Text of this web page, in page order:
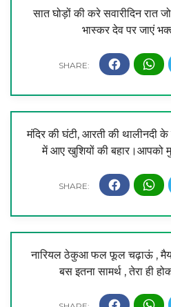
सात घोड़ों की करे सवारीदिन रात
भास्कर देव पर जाएं
मंदिर की घंटी, आरती की थालीनदी
में आए खुशियों की बहार।आपको
नारियल ठेकुआ फल फूल चढ़ाऊं ,
बस इतना सामर्थ , तेरा ही